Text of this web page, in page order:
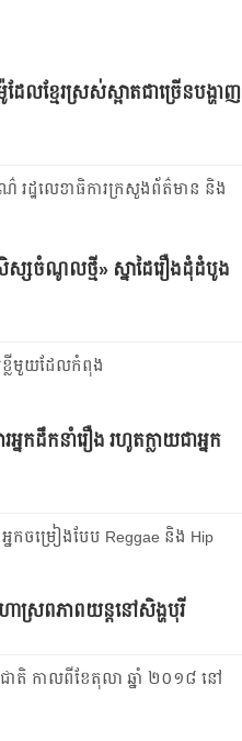
ែលខ្មែរស្រស់ស្អាតជាច្រើនបង្ហាញ
រដ្ឋលេខាធិការក្រសួងព័ត៌មាន និង
សិស្សចំណូលថ្មី» ស្នាដៃរឿងដុំដំបូង
ខ្លីមួយដែលកំពុង
កដឹកនាំរឿង រហូតក្លាយជាអ្នក
អ្នកចម្រៀងបែប Reggae និង Hip
ហោស្រពភាពយន្តនៅសិង្ហបុរី
ជាតិ កាលពីខែតុលា ឆ្នាំ ២០១៨ នៅ